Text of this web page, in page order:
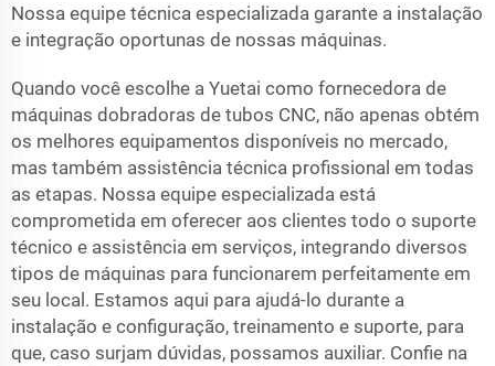
Nossa equipe técnica especializada garante a instalação
e integração oportunas de nossas máquinas.
Quando você escolhe a Yuetai como fornecedora de
máquinas dobradoras de tubos CNC, não apenas obtém
os melhores equipamentos disponíveis no mercado,
mas também assistência técnica profissional em todas
as etapas. Nossa equipe especializada está
comprometida em oferecer aos clientes todo o suporte
técnico e assistência em serviços, integrando diversos
tipos de máquinas para funcionarem perfeitamente em
seu local. Estamos aqui para ajudá-lo durante a
instalação e configuração, treinamento e suporte, para
que, caso surjam dúvidas, possamos auxiliar. Confie na